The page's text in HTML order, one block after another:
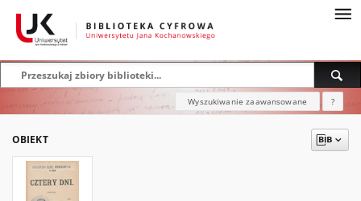
Wyszukiwanie zaawansowane ?
OBIEKT